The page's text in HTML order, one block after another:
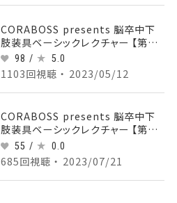
CORABOSS presents 脳卒中下
肢装具ベーシックレクチャー 【第7
回】急性期から始める装具療法
Part①
98 / 5.0
1103回視聴 ・ 2023/05/12
CORABOSS presents 脳卒中下
肢装具ベーシックレクチャー 【第8
回】痙縮とボツリヌス治療と装具療
法 Part①
55 / 0.0
685回視聴 ・ 2023/07/21